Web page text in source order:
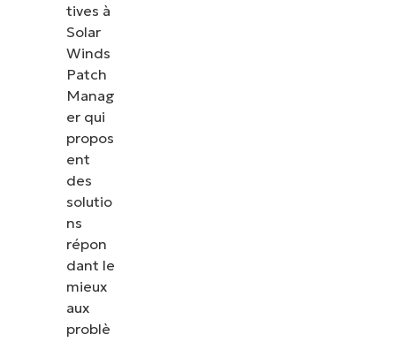
tives à
Solar
Winds
Patch
Manag
er qui
propos
ent
des
solutio
ns
répon
dant le
mieux
aux
problè